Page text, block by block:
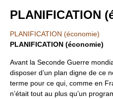
PLANIFICATION
PLANIFICATION (économie)
PLANIFICATION (économie)
Avant la Seconde Guerre
disposer d’un plan digne de ce
terme pour ce qui, comme en
n’était tout au plus qu’un